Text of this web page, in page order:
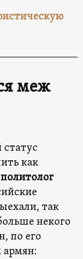
меж
как
политолог
так
некого
по его
армян: